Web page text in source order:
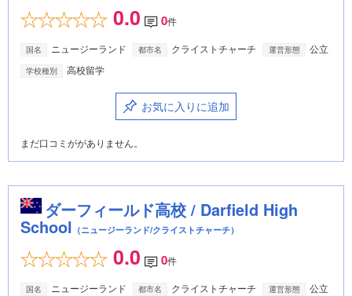
0.0 0件
国名 ニュージーランド 都市名 クライストチャーチ 運営形態 公立
学校種別 高校留学
お気に入りに追加
まだ口コミががありません。
ダーフィールド高校 / Darfield High
School （ニュージーランド/クライストチャーチ）
0.0 0件
国名 ニュージーランド 都市名 クライストチャーチ 運営形態 公立